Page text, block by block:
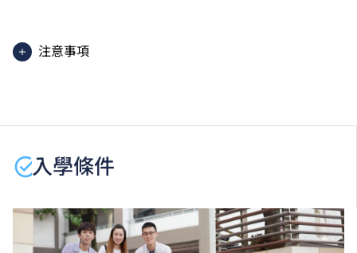
數。分數只供參考。（分數對應為：5**=7分；5*=6
分；5=5分；4=4分；3=3分；2=2分；1=1分）
注意事項
學生或須於其他VTC院校上課。VTC可因應情況取消任
分校／上課地點。
入學條件